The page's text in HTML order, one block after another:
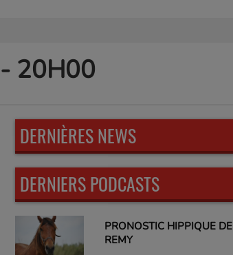
- 20H00
DERNIÈRES NEWS
DERNIERS PODCASTS
PRONOSTIC HIPPIQUE DE
REMY